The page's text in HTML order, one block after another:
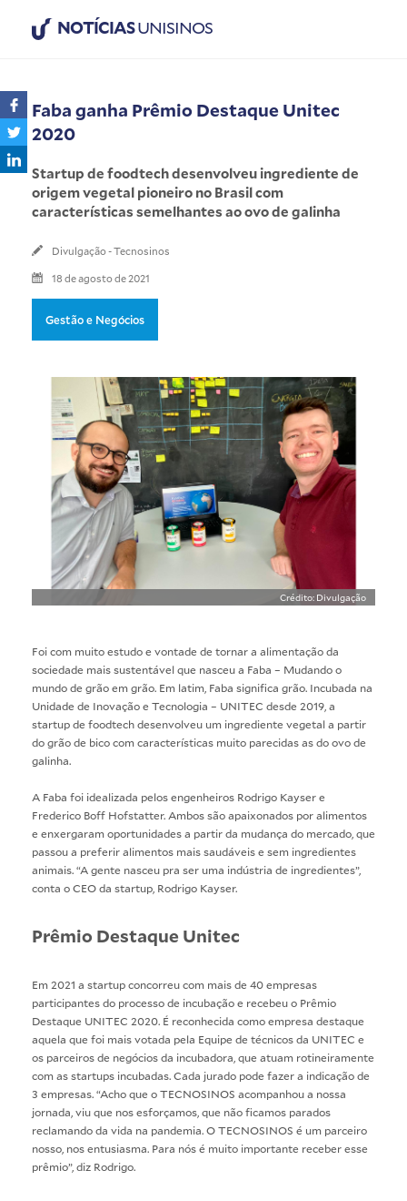
NOTÍCIASUNISINOS
Faba ganha Prêmio Destaque Unitec
2020
Startup de foodtech desenvolveu ingrediente de
origem vegetal pioneiro no Brasil com
características semelhantes ao ovo de galinha
Divulgação - Tecnosinos
18 de agosto de 2021
Gestão e Negócios
Crédito: Divulgação
Foi com muito estudo e vontade de tornar a alimentação da
sociedade mais sustentável que nasceu a Faba – Mudando o
mundo de grão em grão. Em latim, Faba significa grão. Incubada na
Unidade de Inovação e Tecnologia – UNITEC desde 2019, a
startup de foodtech desenvolveu um ingrediente vegetal a partir
do grão de bico com características muito parecidas as do ovo de
galinha.
A Faba foi idealizada pelos engenheiros Rodrigo Kayser e
Frederico Boff Hofstatter. Ambos são apaixonados por alimentos
e enxergaram oportunidades a partir da mudança do mercado, que
passou a preferir alimentos mais saudáveis e sem ingredientes
animais. “A gente nasceu pra ser uma indústria de ingredientes”,
conta o CEO da startup, Rodrigo Kayser.
Prêmio Destaque Unitec
Em 2021 a startup concorreu com mais de 40 empresas
participantes do processo de incubação e recebeu o Prêmio
Destaque UNITEC 2020. É reconhecida como empresa destaque
aquela que foi mais votada pela Equipe de técnicos da UNITEC e
os parceiros de negócios da incubadora, que atuam rotineiramente
com as startups incubadas. Cada jurado pode fazer a indicação de
3 empresas. “Acho que o TECNOSINOS acompanhou a nossa
jornada, viu que nos esforçamos, que não ficamos parados
reclamando da vida na pandemia. O TECNOSINOS é um parceiro
nosso, nos entusiasma. Para nós é muito importante receber esse
prêmio”, diz Rodrigo.